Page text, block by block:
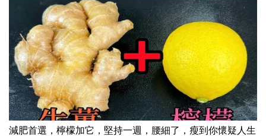
減肥首選，檸檬加它，堅持一週，腰細了，瘦到你懷疑人生